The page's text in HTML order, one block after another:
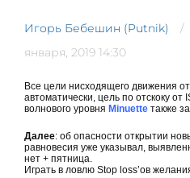
Игорь Бебешин (Putnik)
января, 2019 14:30
Все цели нисходящего движения
автоматически, цель по отскоку
волнового уровня Minuette также
Далее: об опасности открытии
равновесия уже указывал,
нет + пятница.
Играть в ловлю Stop loss’ов